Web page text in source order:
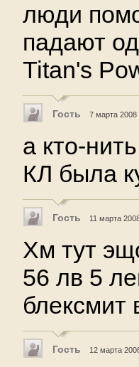
люди
падают
Titan's
Гость 7 марта 2008
а кто-
КЛ была
Гость 11 марта
Хм тут
56 лв 5
блексмит
Гость 12 марта